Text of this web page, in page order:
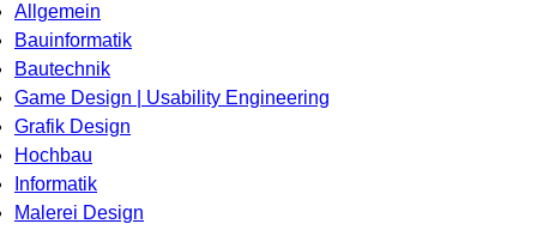
Allgemein
Bauinformatik
Bautechnik
Game Design | Usability Engineering
Grafik Design
Hochbau
Informatik
Malerei Design